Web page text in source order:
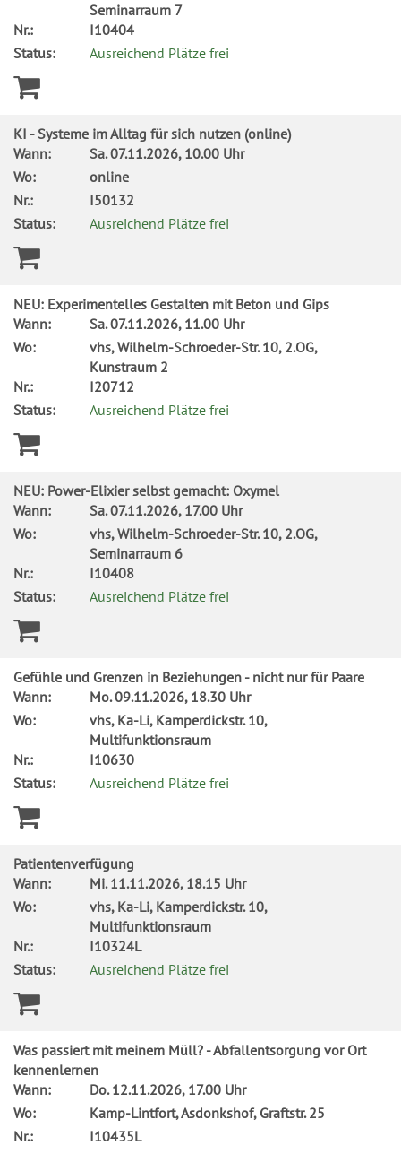
Seminarraum 7
Nr.:
I10404
Status:
Ausreichend Plätze frei
KI - Systeme im Alltag für sich nutzen (online)
Wann:
Sa.07.11.2026, 10.00 Uhr
Wo:
online
Nr.:
I50132
Status:
Ausreichend Plätze frei
NEU: Experimentelles Gestalten mit Beton und Gips
Wann:
Sa.07.11.2026, 11.00 Uhr
Wo:
vhs, Wilhelm-Schroeder-Str. 10, 2.OG,
Kunstraum 2
Nr.:
I20712
Status:
Ausreichend Plätze frei
NEU: Power-Elixier selbst gemacht: Oxymel
Wann:
Sa.07.11.2026, 17.00 Uhr
Wo:
vhs, Wilhelm-Schroeder-Str. 10, 2.OG,
Seminarraum 6
Nr.:
I10408
Status:
Ausreichend Plätze frei
Gefühle und Grenzen in Beziehungen - nicht nur für Paare
Wann:
Mo.09.11.2026, 18.30 Uhr
Wo:
vhs, Ka-Li, Kamperdickstr. 10,
Multifunktionsraum
Nr.:
I10630
Status:
Ausreichend Plätze frei
Patientenverfügung
Wann:
Mi.11.11.2026, 18.15 Uhr
Wo:
vhs, Ka-Li, Kamperdickstr. 10,
Multifunktionsraum
Nr.:
I10324L
Status:
Ausreichend Plätze frei
Was passiert mit meinem Müll? - Abfallentsorgung vor Ort
kennenlernen
Wann:
Do.12.11.2026, 17.00 Uhr
Wo:
Kamp-Lintfort, Asdonkshof, Graftstr. 25
Nr.:
I10435L